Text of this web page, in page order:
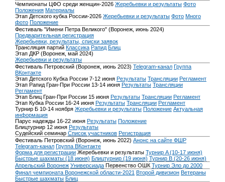
Чемпионаты ЦФО среди женщин-2026 Жеребьевки и результаты Фото
Положения Материалы
Этап Детского кубка России-2026 Жеребьевки и результаты Фото Много
фото Положение
Фестиваль "Имени Петра Великого" (Воронеж, июнь 2024)
Предварительная регистрация
Жеребьевки, результаты, списки заявок
Трансляция партий Классика Рапид Блиц
Этап ДКР (Воронеж, май 2024)
Жеребьевки и результаты
Фестиваль Петровский (Воронеж, июнь 2023) Telegram-канал Группа
ВКонтакте
Этап Детского Кубка России 7-12 июня Результаты Трансляции Регламент
Этап Рапид Гран-При России 13-14 июня Результаты Трансляции
Регламент
Этап Блиц Гран-При России 15 июня Результаты Трансляции Регламент
Этап Кубка России 16-24 июня Результаты Трансляции Регламент
Турнир Б 10-14 ноября Жеребьевки и результаты Положение Актуальная
информация
Парус надежды 16-22 июня Результаты Положение
Блицтурнир 12 июня Результаты
Судейский семинар Список участников Регистрация
Фестиваль Петровский (Воронеж, июнь 2022) Анонс на сайте ФШР
Telegram-канал Группа ВКонтакте
Форма для регистрации Жеребьевки и результаты Турнир A (10-17 июня)
Быстрые шахматы (18 июня) Блицтурнир (19 июня) Турнир B (20-26 июня)
Апрельский Воронеж Универсиада Первенство ОШК Турнир Эло до 2000
Финал чемпионата Воронежской области-2021 Второй дивизион Ветераны
Быстрые шахматы Блиц